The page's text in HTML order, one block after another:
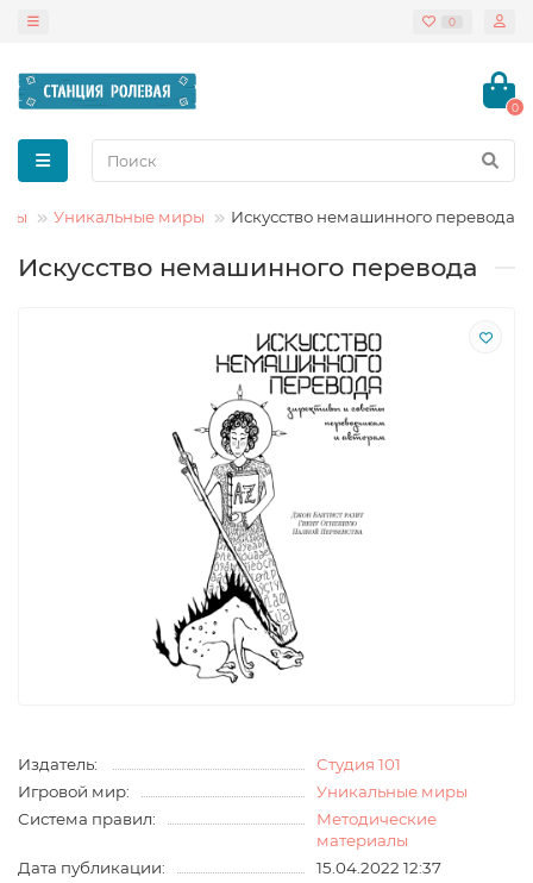
0
0
Уникальные миры Искусство немашинного перевода
Искусство немашинного перевода
Издатель:
Студия 101
Игровой мир:
Уникальные миры
Система правил:
Методические
материалы
Дата публикации:
15.04.2022 12:37